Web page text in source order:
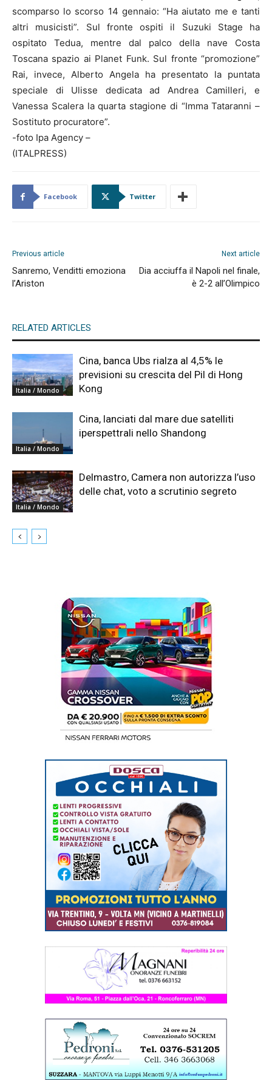
scomparso lo scorso 14 gennaio: “Ha aiutato me e tanti
altri musicisti”. Sul fronte ospiti il Suzuki Stage ha
ospitato Tedua, mentre dal palco della nave Costa
Toscana spazio ai Planet Funk. Sul fronte “promozione”
Rai, invece, Alberto Angela ha presentato la puntata
speciale di Ulisse dedicata ad Andrea Camilleri, e
Vanessa Scalera la quarta stagione di “Imma Tataranni –
Sostituto procuratore”.
-foto Ipa Agency –
(ITALPRESS)
Facebook Twitter
Previous article
Sanremo, Venditti emoziona
l’Ariston
Next article
Dia acciuffa il Napoli nel finale,
è 2-2 all’Olimpico
RELATED ARTICLES
Italia / Mondo
Cina, banca Ubs rialza al 4,5% le
previsioni su crescita del Pil di Hong
Kong
Italia / Mondo
Cina, lanciati dal mare due satelliti
iperspettrali nello Shandong
Italia / Mondo
Delmastro, Camera non autorizza l’uso
delle chat, voto a scrutinio segreto